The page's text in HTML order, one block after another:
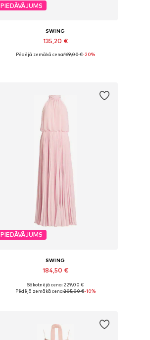
PIEDĀVĀJUMS
SWING
135,20 €
Pieejams daudzos izmēros
Pēdējā zemākā cena:169,00 €-20%
PIEDĀVĀJUMS
SWING
184,50 €
+2
Pieejamie izmēri: 34, 36, 38, 40, 42, 44
Sākotnējā cena: 229,00 €
Pēdējā zemākā cena:205,00 €-10%